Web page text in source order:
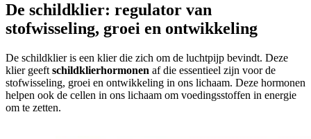
De schildklier: regulator van
stofwisseling, groei en ontwikkeling
De schildklier is een klier die zich om de luchtpijp bevindt. Deze
klier geeft schildklierhormonen af die essentieel zijn voor de
stofwisseling, groei en ontwikkeling in ons lichaam. Deze hormonen
helpen ook de cellen in ons lichaam om voedingsstoffen in energie
om te zetten.